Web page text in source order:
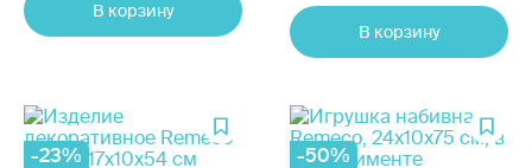
В корзину
В корзину
-23% -50%